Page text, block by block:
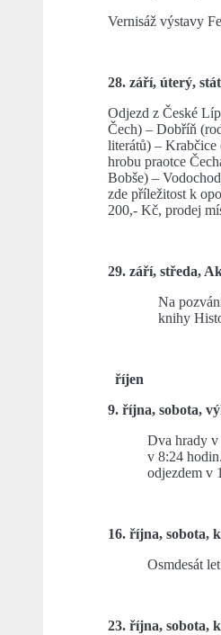
Vernisáž výstavy
28. září, úterý,
Odjezd z České
Čech) – Dobříň
literátů) – Krabčice
hrobu praotce
Bobše) –
zde příležitost k
200,- Kč, prodej
29. září, středa,
Na
knihy
říjen
9. října, sobota,
Dva hrady
v 8:24
odjezdem v
16. října, sobota,
Osmdesát let od
23. října, sobota,